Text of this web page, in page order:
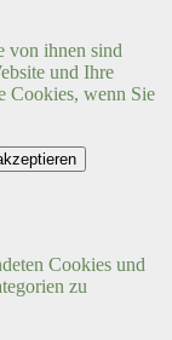
von ihnen sind
und Ihre
Cookies, wenn Sie
Cookies und
zu